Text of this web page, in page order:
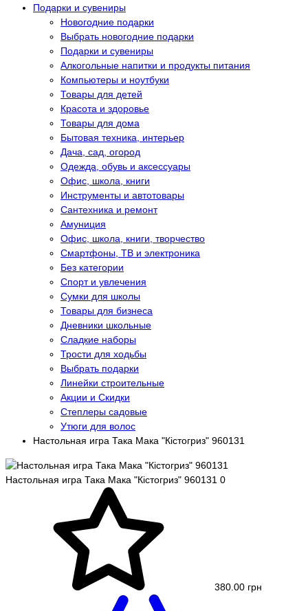
Подарки и сувениры
Новогодние подарки
Выбрать новогодние подарки
Подарки и сувениры
Алкогольные напитки и продукты питания
Компьютеры и ноутбуки
Товары для детей
Красота и здоровье
Товары для дома
Бытовая техника, интерьер
Дача, сад, огород
Одежда, обувь и аксессуары
Офис, школа, книги
Инструменты и автотовары
Сантехника и ремонт
Амуниция
Офис, школа, книги, творчество
Смартфоны, ТВ и электроника
Без категории
Спорт и увлечения
Сумки для школы
Товары для бизнеса
Дневники школьные
Сладкие наборы
Трости для ходьбы
Выбрать подарки
Линейки строительные
Акции и Скидки
Степлеры садовые
Утюги для волос
Настольная игра Така Мака "Кістогриз" 960131
Настольная игра Така Мака "Кістогриз" 960131 0
380.00 грн